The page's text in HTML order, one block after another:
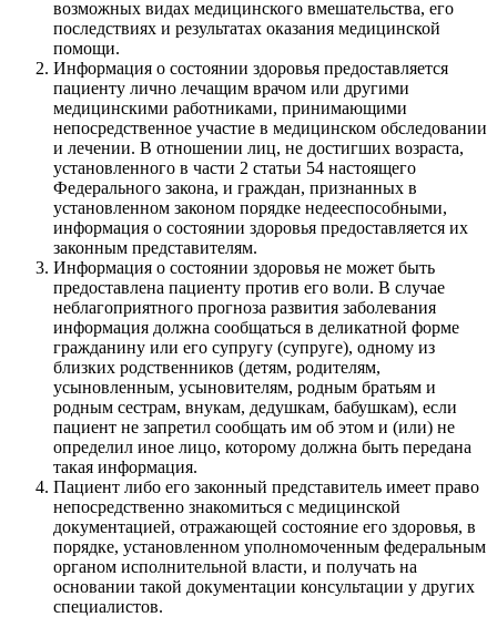
возможных видах медицинского вмешательства, его
последствиях и результатах оказания медицинской
помощи.
Информация о состоянии здоровья предоставляется
пациенту лично лечащим врачом или другими
медицинскими работниками, принимающими
непосредственное участие в медицинском обследовании
и лечении. В отношении лиц, не достигших возраста,
установленного в части 2 статьи 54 настоящего
Федерального закона, и граждан, признанных в
установленном законом порядке недееспособными,
информация о состоянии здоровья предоставляется их
законным представителям.
Информация о состоянии здоровья не может быть
предоставлена пациенту против его воли. В случае
неблагоприятного прогноза развития заболевания
информация должна сообщаться в деликатной форме
гражданину или его супругу (супруге), одному из
близких родственников (детям, родителям,
усыновленным, усыновителям, родным братьям и
родным сестрам, внукам, дедушкам, бабушкам), если
пациент не запретил сообщать им об этом и (или) не
определил иное лицо, которому должна быть передана
такая информация.
Пациент либо его законный представитель имеет право
непосредственно знакомиться с медицинской
документацией, отражающей состояние его здоровья, в
порядке, установленном уполномоченным федеральным
органом исполнительной власти, и получать на
основании такой документации консультации у других
специалистов.